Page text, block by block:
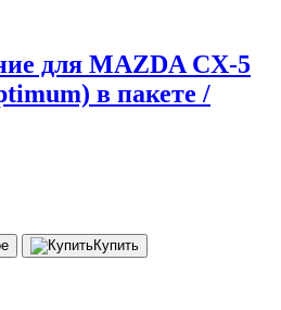
для MAZDA CX-5
в пакете /
Купить